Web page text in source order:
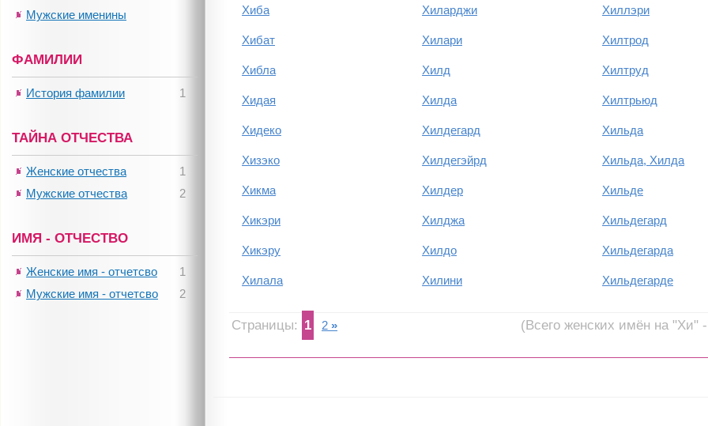
Хиба Хиларджи Хиллэри
Хибат Хилари Хилтрод
Хибла Хилд Хилтруд
Хидая Хилда Хилтрьюд
Хидеко Хилдегард Хильда
Хизэко Хилдегэйрд Хильда, Хилда
Хикма Хилдер Хильде
Хикэри Хилджа Хильдегард
Хикэру Хилдо Хильдегарда
Хилала Хилини Хильдегарде
Страницы: 1 2 » (Всего женских имён на "Хи"
Мужские именины
ФАМИЛИИ
1
История фамилии
ТАЙНА ОТЧЕСТВА
1
Женские отчества
2
Мужские отчества
ИМЯ - ОТЧЕСТВО
1
Женские имя - отчетсво
2
Мужские имя - отчетсво